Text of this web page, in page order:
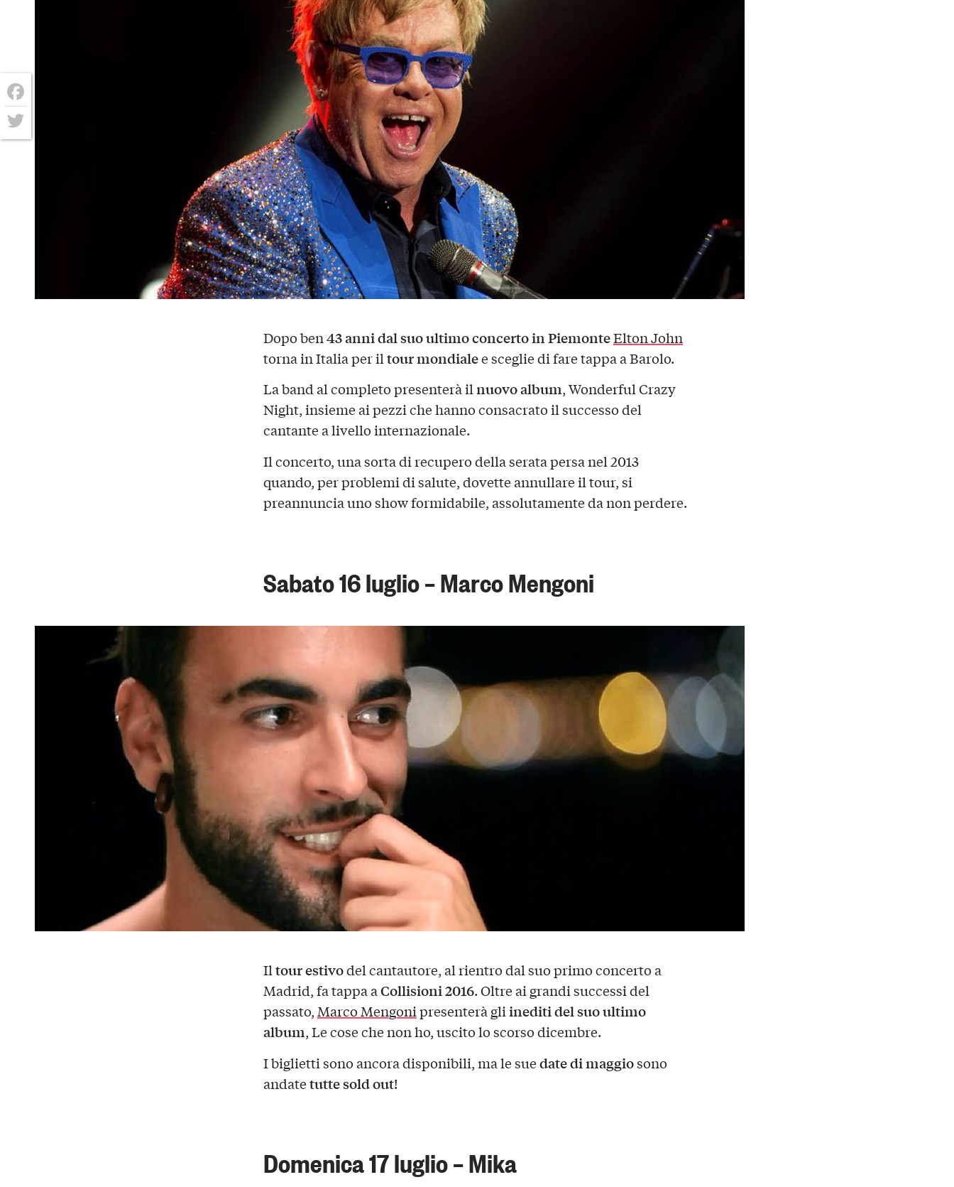
Dopo ben43 anni dal suo ultimo concerto in PiemonteElton John
torna in Italia per iltour mondialee sceglie di fare tappa a Barolo.
La band al completo presenterà ilnuovo album, Wonderful Crazy
Night, insieme ai pezzi che hanno consacrato il successo del
cantante a livello internazionale.
Il concerto, una sorta di recupero della serata persa nel 2013
quando, per problemi di salute, dovette annullare il tour, si
preannuncia uno show formidabile, assolutamente da non perdere.
Sabato 16 luglio – Marco Mengoni
Iltour estivodel cantautore, al rientro dal suo primo concerto a
Madrid, fa tappa aCollisioni 2016. Oltre ai grandi successi del
passato, Marco Mengonipresenterà gliinediti del suo ultimo
album, Le cose che non ho, uscito lo scorso dicembre.
I biglietti sono ancora disponibili, ma le suedate di maggiosono
andatetutte sold out!
Domenica 17 luglio – Mika
Facebook
Twitter